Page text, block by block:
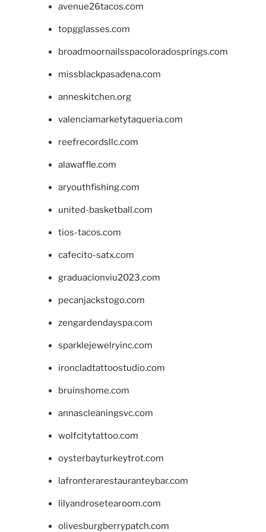
avenue26tacos.com
topgglasses.com
broadmoornailsspacoloradosprings.com
missblackpasadena.com
anneskitchen.org
valenciamarketytaqueria.com
reefrecordsllc.com
alawaffle.com
aryouthfishing.com
united-basketball.com
tios-tacos.com
cafecito-satx.com
graduacionviu2023.com
pecanjackstogo.com
zengardendayspa.com
sparklejewelryinc.com
ironcladtattoostudio.com
bruinshome.com
annascleaningsvc.com
wolfcitytattoo.com
oysterbayturkeytrot.com
lafronterarestauranteybar.com
lilyandrosetearoom.com
olivesburgberrypatch.com